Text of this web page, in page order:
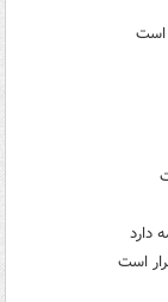
است
دارد
است